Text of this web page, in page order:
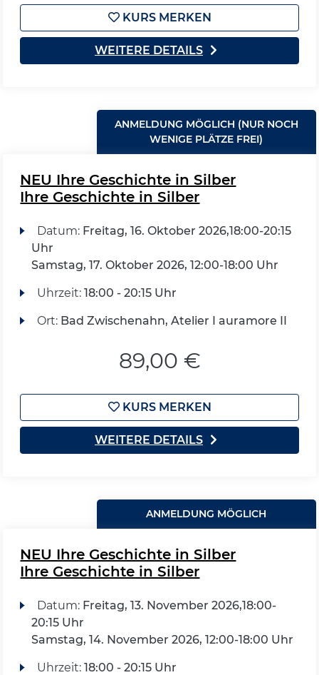
KURS MERKEN
WEITERE DETAILS
ANMELDUNG MÖGLICH (NUR NOCH
WENIGE PLÄTZE FREI)
NEU Ihre Geschichte in Silber
Ihre Geschichte in Silber
Datum: Freitag, 16. Oktober 2026,18:00-20:15
Uhr
Samstag, 17. Oktober 2026, 12:00-18:00 Uhr
Uhrzeit: 18:00 - 20:15 Uhr
Ort: Bad Zwischenahn, Atelier I auramore II
89,00 €
KURS MERKEN
WEITERE DETAILS
ANMELDUNG MÖGLICH
NEU Ihre Geschichte in Silber
Ihre Geschichte in Silber
Datum: Freitag, 13. November 2026,18:00-
20:15 Uhr
Samstag, 14. November 2026, 12:00-18:00 Uhr
Uhrzeit: 18:00 - 20:15 Uhr